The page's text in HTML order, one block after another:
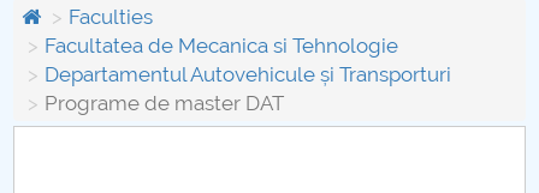
About the University
Centrul de Management al Proiectelor
Faculties
Facultatea de Mecanica si Tehnologie
Departamentul Autovehicule și Transporturi
Programe de master DAT